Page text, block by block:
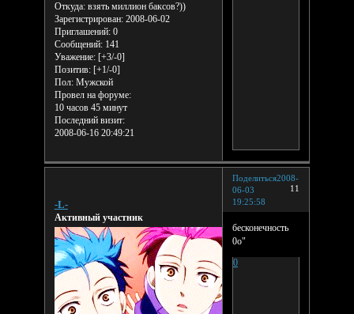
Откуда:взять миллион баксов?))
Зарегистрирован: 2008-06-02
Приглашений:0
Сообщений:141
Уважение: [+3/-0]
Позитив: [+1/-0]
Пол:Мужской
Провел на форуме:
10 часов 45 минут
Последний визит:
2008-06-16 20:49:21
Поделиться
11
2008-
06-03
19:25:58
-L-
Активный участник
бесконечность
0о"
0